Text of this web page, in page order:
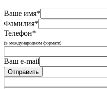
Ваше имя*
Фамилия*
Телефон*
(в международном формате)
Ваш e-mail